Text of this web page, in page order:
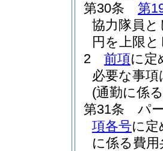
第30条
第
協力隊員
円を上限
2
前項に定
必要な事
(通勤に係
第31条
パ
項各号に定
に係る費